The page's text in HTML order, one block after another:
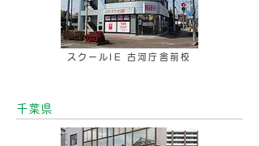
スクールIE 古河庁舎前校
千葉県